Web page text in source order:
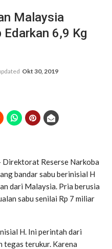
Malaysia
6,9 Kg
Okt 30, 2019
Direktorat Reserse Narkoba
bandar sabu berinisial H
dari Malaysia. Pria berusia
sabu senilai Rp 7 miliar
H. Ini perintah dari
tegas terukur. Karena